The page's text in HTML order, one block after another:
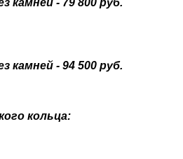
камней - 94 500 руб.
кольца: